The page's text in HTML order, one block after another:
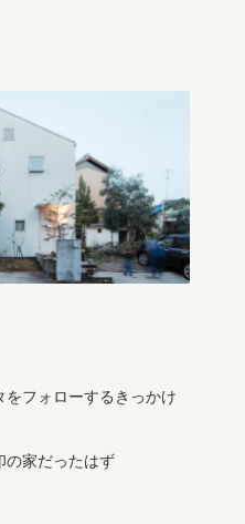
をフォローするきっかけ
の家だったはず